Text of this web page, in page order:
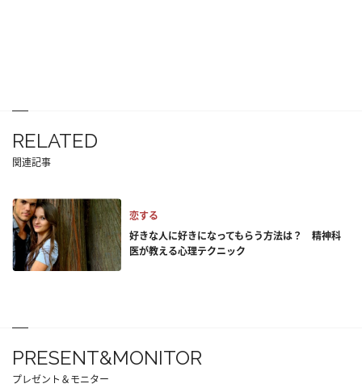
RELATED
関連記事
恋する
好きな人に好きになってもらう方法は？ 精神科
医が教える心理テクニック
PRESENT&MONITOR
プレゼント＆モニター